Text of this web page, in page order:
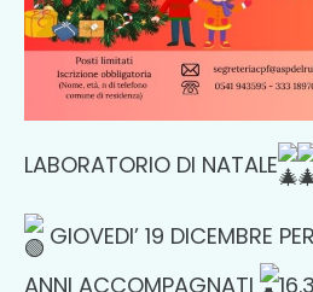
LABORATORIO DI NATALE
GIOVEDI’ 19 DICEMBRE